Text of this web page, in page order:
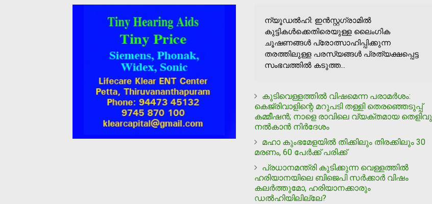
ന്യൂഡൽഹി: ഇൻസ്റ്റഗ്രാമിൽ
കുട്ടികൾക്കെതിരെയുള്ള ലൈംഗിക
ചൂഷണങ്ങൾ പ്രോത്സാഹിപ്പിക്കുന്ന
തരത്തിലുള്ള പരസ്യങ്ങൾ പ്രത്യക്ഷപ്പെട്ട
സംഭവത്തിൽ കടുത്ത...
കുടിവെള്ളത്തില്‍ വിഷമെന്ന പരാമര്‍ശം:
കെജ്രിവാളിന്റെ മറുപടി തള്ളി തെരഞ്ഞെടുപ്പ്
കമ്മീഷന്‍; നാളെ രാവിലെ വ്യക്തമായ തെളിവു
നല്‍കാന്‍ നിര്‍ദേശം
മഹാ കുംഭമേളയിൽ തിക്കിലും തിരക്കിലും 30
മരണം, 60 പേർക്ക് പരിക്ക്
പ്രധാനമന്ത്രി കുടിക്കുന്ന വെള്ളത്തില്‍
ഹരിയാനയിലെ ബിജെപി സര്‍ക്കാര്‍ വിഷം
കലര്‍ത്തുമോ, ഹരിയാനക്കാരും
ഡല്‍ഹിയിലില്ലേ?